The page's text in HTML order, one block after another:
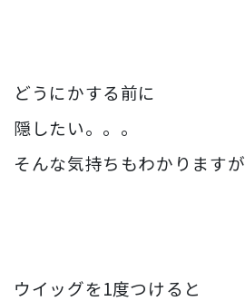
どうにかする前に
隠したい。。。
そんな気持ちもわかりますが
ウイッグを1度つけると